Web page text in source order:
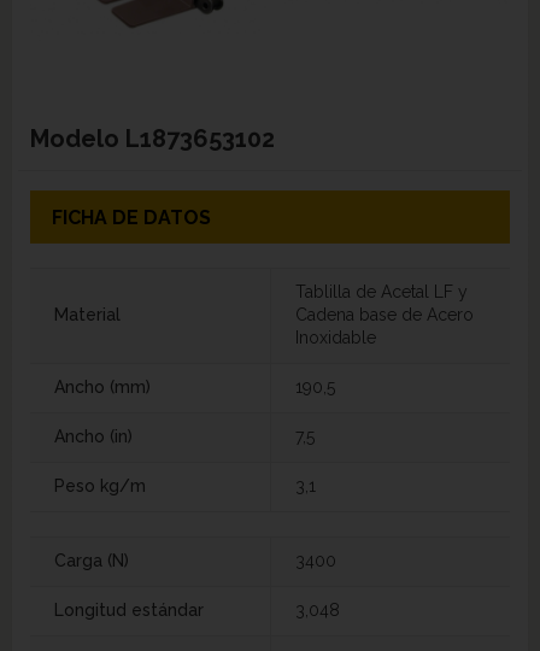
Modelo L1873653102
FICHA DE DATOS
Material
Tablilla de Acetal LF y
Cadena base de Acero
Inoxidable
Ancho (mm) 190,5
Ancho (in) 7,5
Peso kg/m 3,1
Carga (N) 3400
Longitud estándar 3,048